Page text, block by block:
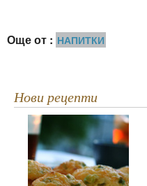
Още от : НАПИТКИ
Нови рецепти